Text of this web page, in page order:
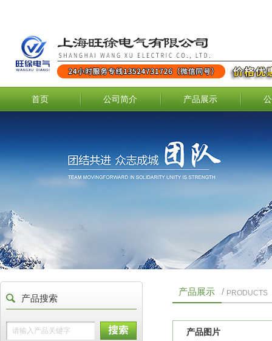
首页 公司简介 产品展示
产品搜索
产品展示 / PRODUCTS
产品图片